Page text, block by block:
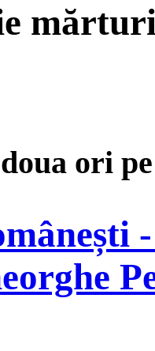
ori